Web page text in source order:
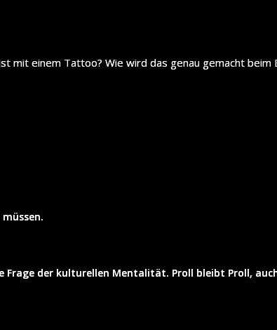
mit einem Tattoo? Wie wird das genau gemacht beim
der kulturellen Mentalität. Proll bleibt Proll,